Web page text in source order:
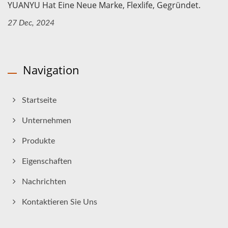
YUANYU Hat Eine Neue Marke, Flexlife, Gegründet.
27 Dec, 2024
Navigation
Startseite
Unternehmen
Produkte
Eigenschaften
Nachrichten
Kontaktieren Sie Uns